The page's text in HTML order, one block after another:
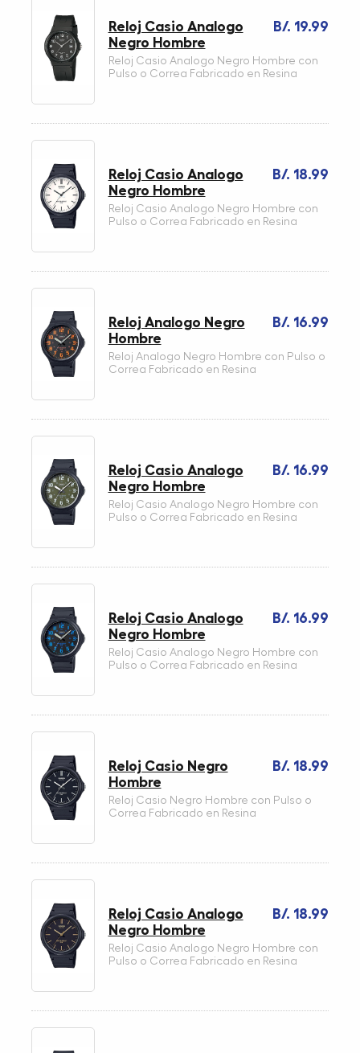
B/. 19.99
Reloj Casio Analogo
Negro Hombre
Reloj Casio Analogo Negro Hombre con
Pulso o Correa Fabricado en Resina
B/. 18.99
Reloj Casio Analogo
Negro Hombre
Reloj Casio Analogo Negro Hombre con
Pulso o Correa Fabricado en Resina
B/. 16.99
Reloj Analogo Negro
Hombre
Reloj Analogo Negro Hombre con Pulso o
Correa Fabricado en Resina
B/. 16.99
Reloj Casio Analogo
Negro Hombre
Reloj Casio Analogo Negro Hombre con
Pulso o Correa Fabricado en Resina
B/. 16.99
Reloj Casio Analogo
Negro Hombre
Reloj Casio Analogo Negro Hombre con
Pulso o Correa Fabricado en Resina
B/. 18.99
Reloj Casio Negro
Hombre
Reloj Casio Negro Hombre con Pulso o
Correa Fabricado en Resina
B/. 18.99
Reloj Casio Analogo
Negro Hombre
Reloj Casio Analogo Negro Hombre con
Pulso o Correa Fabricado en Resina